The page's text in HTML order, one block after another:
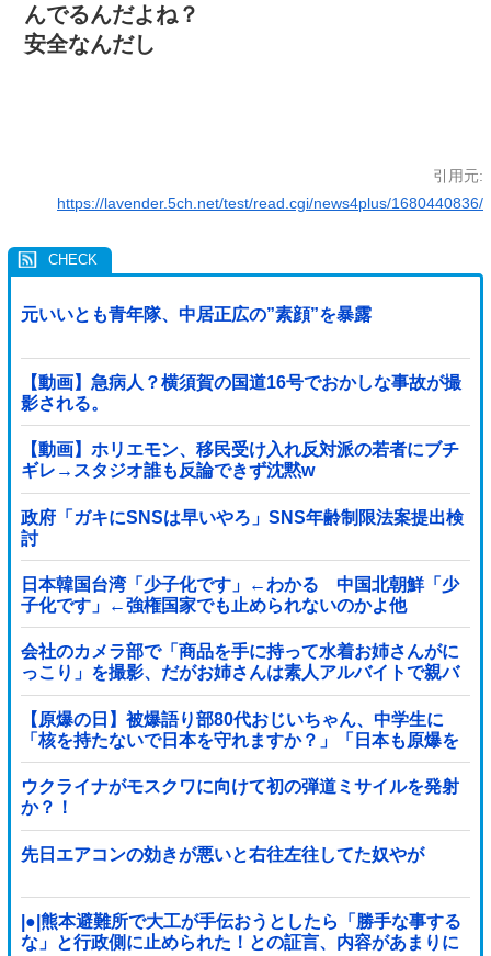
んでるんだよね？
安全なんだし
引用元:
https://lavender.5ch.net/test/read.cgi/news4plus/1680440836/
元いいとも青年隊、中居正広の”素顔”を暴露
【動画】急病人？横須賀の国道16号でおかしな事故が撮
影される。
【動画】ホリエモン、移民受け入れ反対派の若者にブチ
ギレ→スタジオ誰も反論できず沈黙w
政府「ガキにSNSは早いやろ」SNS年齢制限法案提出検
討
日本韓国台湾「少子化です」←わかる 中国北朝鮮「少
子化です」←強権国家でも止められないのかよ他
会社のカメラ部で「商品を手に持って水着お姉さんがに
っこり」を撮影、だがお姉さんは素人アルバイトで親バ
レした結果……
【原爆の日】被爆語り部80代おじいちゃん、中学生に
「核を持たないで日本を守れますか？」「日本も原爆を
持たないと負ける！」と言われ絶句 ………
ウクライナがモスクワに向けて初の弾道ミサイルを発射
か？！
先日エアコンの効きが悪いと右往左往してた奴やが
|●|熊本避難所で大工が手伝おうとしたら「勝手な事する
な」と行政側に止められた！との証言、内容があまりに